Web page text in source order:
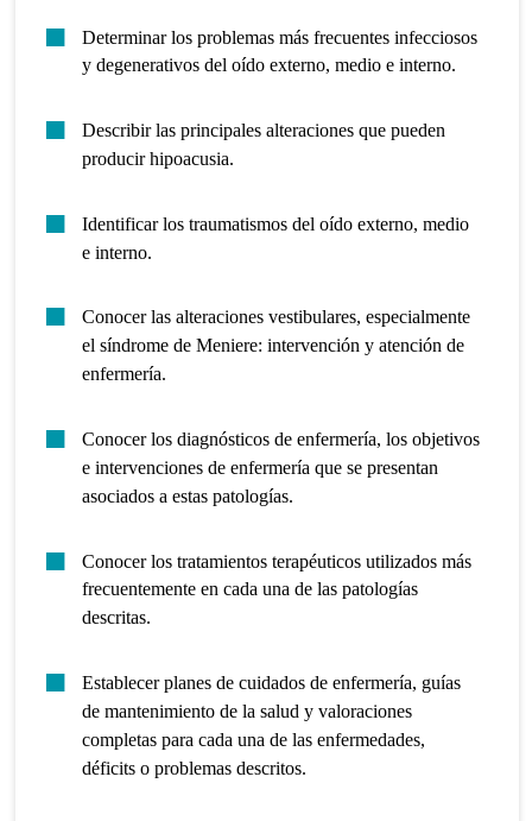
Determinar los problemas más frecuentes infecciosos
y degenerativos del oído externo, medio e interno.
Describir las principales alteraciones que pueden
producir hipoacusia.
Identificar los traumatismos del oído externo, medio
e interno.
Conocer las alteraciones vestibulares, especialmente
el síndrome de Meniere: intervención y atención de
enfermería.
Conocer los diagnósticos de enfermería, los objetivos
e intervenciones de enfermería que se presentan
asociados a estas patologías.
Conocer los tratamientos terapéuticos utilizados más
frecuentemente en cada una de las patologías
descritas.
Establecer planes de cuidados de enfermería, guías
de mantenimiento de la salud y valoraciones
completas para cada una de las enfermedades,
déficits o problemas descritos.